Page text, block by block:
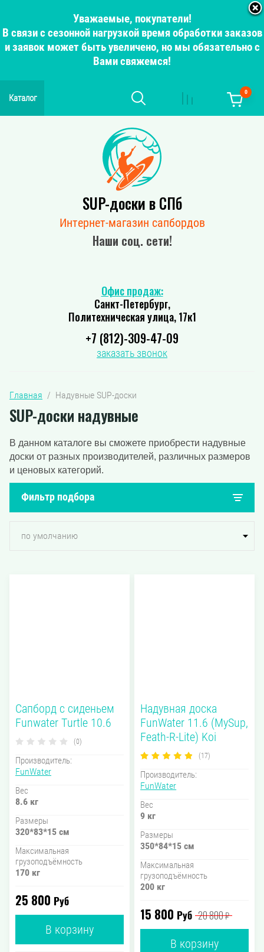
Уважаемые, покупатели!
В связи с сезонной нагрузкой время обработки заказов
и заявок может быть увеличено, но мы обязательно с
Вами свяжемся!
Каталог
0
SUP-доски в СПб
Интернет-магазин сапбордов
Наши соц. сети!
Офис продаж:
Санкт-Петербург,
Политехническая улица, 17к1
+7 (812)-309-47-09
заказать звонок
Главная
  /  Надувные SUP-доски
SUP-доски надувные
В данном каталоге вы сможете приобрести надувные
доски от разных производителей, различных размеров
и ценовых категорий.
Фильтр подбора
по умолчанию
Сапборд с сиденьем
Funwater Turtle 10.6
(0)
Производитель:
FunWater
Вес
8.6 кг
Размеры
320*83*15 см
Максимальная
грузоподъёмность
170 кг
25 800 Руб
В корзину
Надувная доска
FunWater 11.6 (MySup,
Feath-R-Lite) Koi
(17)
Производитель:
FunWater
Вес
9 кг
Размеры
350*84*15 см
Максимальная
грузоподъёмность
200 кг
15 800 Руб 20 800₽
В корзину